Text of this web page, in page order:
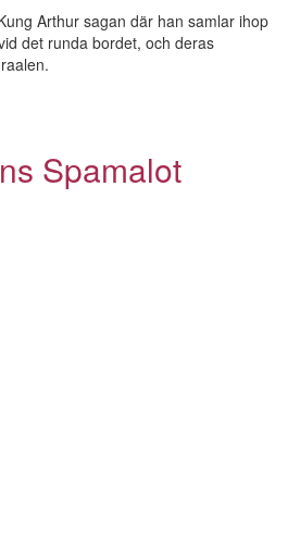
Arthur sagan där han samlar ihop
det runda bordet, och deras
Spamalot